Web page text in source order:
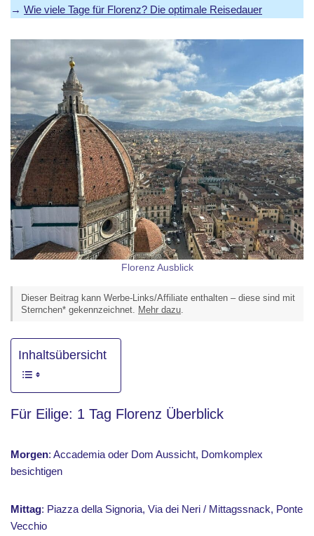
→ Wie viele Tage für Florenz? Die optimale Reisedauer
Florenz Ausblick
Dieser Beitrag kann Werbe-Links/Affiliate enthalten – diese sind mit
Sternchen* gekennzeichnet. Mehr dazu.
Inhaltsübersicht
Für Eilige: 1 Tag Florenz Überblick
Morgen: Accademia oder Dom Aussicht, Domkomplex
besichtigen
Mittag: Piazza della Signoria, Via dei Neri / Mittagssnack, Ponte
Vecchio